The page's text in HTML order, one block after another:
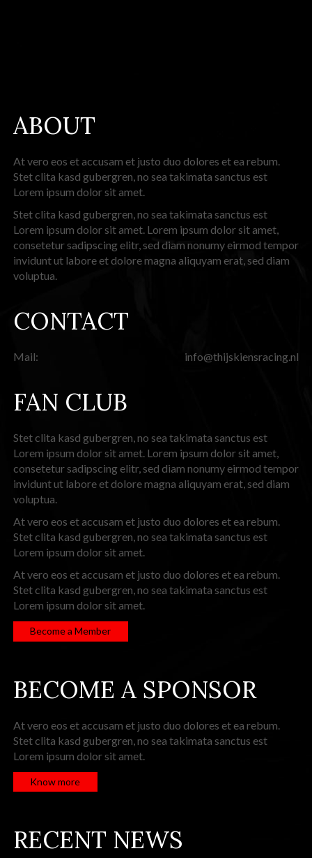
ABOUT
At vero eos et accusam et justo duo dolores et ea rebum.
Stet clita kasd gubergren, no sea takimata sanctus est
Lorem ipsum dolor sit amet.
Stet clita kasd gubergren, no sea takimata sanctus est
Lorem ipsum dolor sit amet. Lorem ipsum dolor sit amet,
consetetur sadipscing elitr, sed diam nonumy eirmod tempor
invidunt ut labore et dolore magna aliquyam erat, sed diam
voluptua.
CONTACT
Mail: info@thijskiensracing.nl
FAN CLUB
Stet clita kasd gubergren, no sea takimata sanctus est
Lorem ipsum dolor sit amet. Lorem ipsum dolor sit amet,
consetetur sadipscing elitr, sed diam nonumy eirmod tempor
invidunt ut labore et dolore magna aliquyam erat, sed diam
voluptua.
At vero eos et accusam et justo duo dolores et ea rebum.
Stet clita kasd gubergren, no sea takimata sanctus est
Lorem ipsum dolor sit amet.
At vero eos et accusam et justo duo dolores et ea rebum.
Stet clita kasd gubergren, no sea takimata sanctus est
Lorem ipsum dolor sit amet.
Become a Member
BECOME A SPONSOR
At vero eos et accusam et justo duo dolores et ea rebum.
Stet clita kasd gubergren, no sea takimata sanctus est
Lorem ipsum dolor sit amet.
Know more
RECENT NEWS